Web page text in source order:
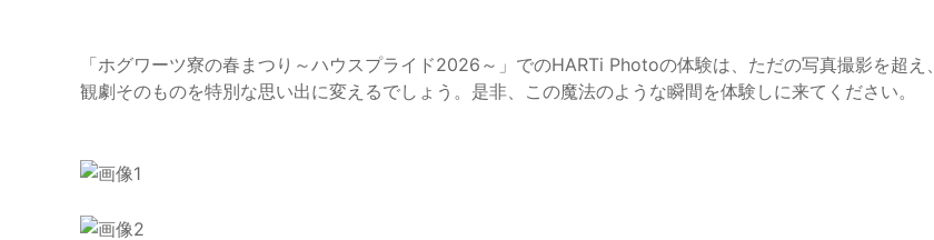
「ホグワーツ寮の春まつり～ハウスプライド2026～」でのHARTi Photoの体験は、ただの写真撮影を超え、
観劇そのものを特別な思い出に変えるでしょう。是非、この魔法のような瞬間を体験しに来てください。